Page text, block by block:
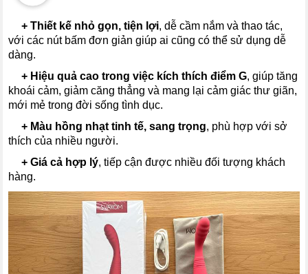
---+Thiết kế nhỏ gọn, tiện lợi, dễ cầm nắm và thao tác,
với các nút bấm đơn giản giúp ai cũng có thể sử dụng dễ
dàng.
---+ Hiệu quả cao trong việc kích thích điểm G, giúp tăng
khoái cảm, giảm căng thẳng và mang lại cảm giác thư giãn,
mới mẻ trong đời sống tình dục.
---+ Màu hồng nhạt tinh tế, sang trọng, phù hợp với sở
thích của nhiều người.
---+Giá cả hợp lý, tiếp cận được nhiều đối tượng khách
hàng.